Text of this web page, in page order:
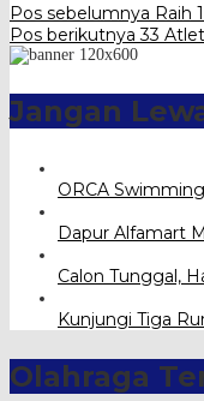
Pos sebelumnya Raih
Pos berikutnya 33
Jangan
ORCA
Dapur Alfamart
Calon Tunggal,
Kunjungi Tiga
Olahraga